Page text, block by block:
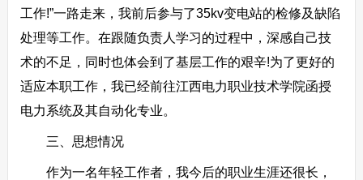
工作!”一路走来，我前后参与了35kv变电站的检修及缺陷
处理等工作。在跟随负责人学习的过程中，深感自己技
术的不足，同时也体会到了基层工作的艰辛!为了更好的
适应本职工作，我已经前往江西电力职业技术学院函授
电力系统及其自动化专业。
三、思想情况
作为一名年轻工作者，我今后的职业生涯还很长，